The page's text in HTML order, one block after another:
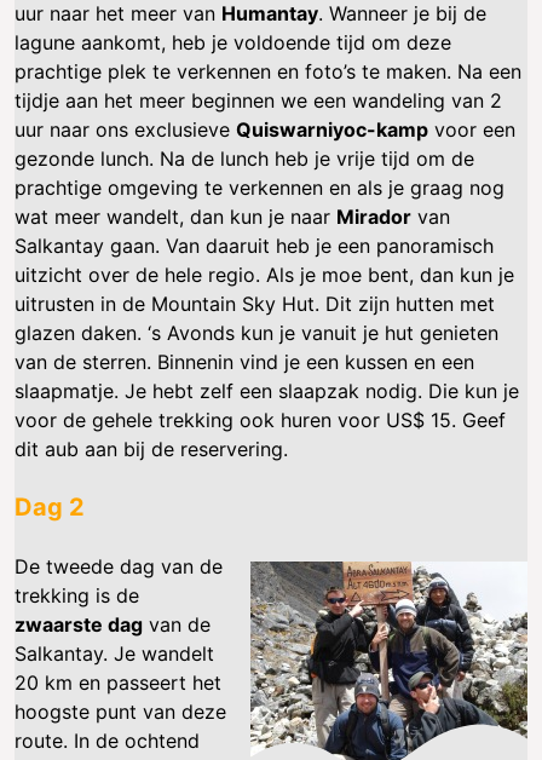
uur naar het meer van Humantay. Wanneer je bij de
lagune aankomt, heb je voldoende tijd om deze
prachtige plek te verkennen en foto’s te maken. Na een
tijdje aan het meer beginnen we een wandeling van 2
uur naar ons exclusieve Quiswarniyoc-kamp voor een
gezonde lunch. Na de lunch heb je vrije tijd om de
prachtige omgeving te verkennen en als je graag nog
wat meer wandelt, dan kun je naar Mirador van
Salkantay gaan. Van daaruit heb je een panoramisch
uitzicht over de hele regio. Als je moe bent, dan kun je
uitrusten in de Mountain Sky Hut. Dit zijn hutten met
glazen daken. ‘s Avonds kun je vanuit je hut genieten
van de sterren. Binnenin vind je een kussen en een
slaapmatje. Je hebt zelf een slaapzak nodig. Die kun je
voor de gehele trekking ook huren voor US$ 15. Geef
dit aub aan bij de reservering.
Dag 2
De tweede dag van de
trekking is de
zwaarste dag van de
Salkantay. Je wandelt
20 km en passeert het
hoogste punt van deze
route. In de ochtend